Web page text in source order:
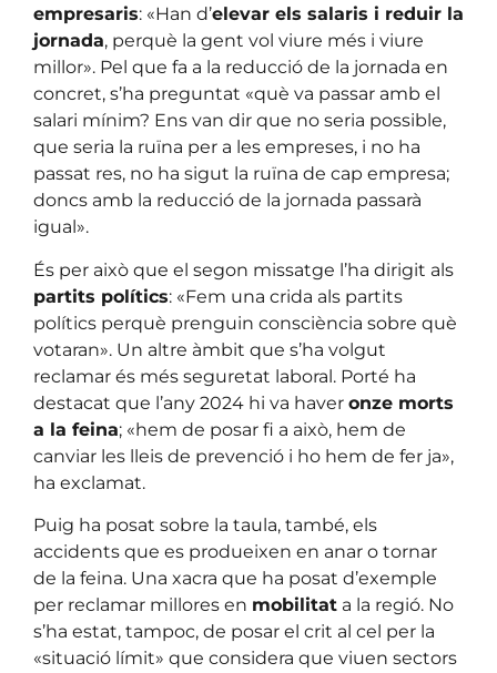
empresaris: «Han d’elevar els salaris i reduir la
jornada, perquè la gent vol viure més i viure
millor». Pel que fa a la reducció de la jornada en
concret, s’ha preguntat «què va passar amb el
salari mínim? Ens van dir que no seria possible,
que seria la ruïna per a les empreses, i no ha
passat res, no ha sigut la ruïna de cap empresa;
doncs amb la reducció de la jornada passarà
igual».
És per això que el segon missatge l’ha dirigit als
partits polítics: «Fem una crida als partits
polítics perquè prenguin consciència sobre què
votaran». Un altre àmbit que s’ha volgut
reclamar és més seguretat laboral. Porté ha
destacat que l’any 2024 hi va haver onze morts
a la feina; «hem de posar fi a això, hem de
canviar les lleis de prevenció i ho hem de fer ja»,
ha exclamat.
Puig ha posat sobre la taula, també, els
accidents que es produeixen en anar o tornar
de la feina. Una xacra que ha posat d’exemple
per reclamar millores en mobilitat a la regió. No
s’ha estat, tampoc, de posar el crit al cel per la
«situació límit» que considera que viuen sectors